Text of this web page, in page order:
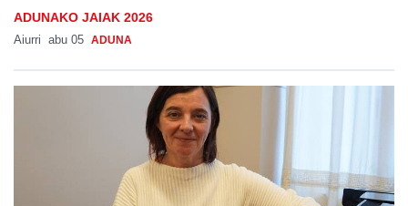
ADUNAKO JAIAK 2026
Aiurri abu 05 ADUNA